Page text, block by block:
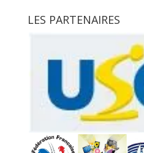
LES PARTENAIRES